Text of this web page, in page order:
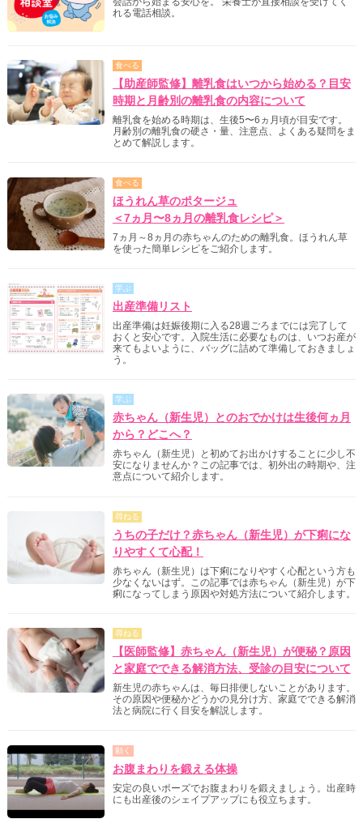
れる電話相談。
食べる
【助産師監修】離乳食はいつから始める？目安
時期と月齢別の離乳食の内容について
離乳食を始める時期は、生後5〜6ヵ月頃が目安です。
月齢別の離乳食の硬さ・量、注意点、よくある疑問をま
とめて解説します。
食べる
ほうれん草のポタージュ
＜7ヵ月〜8ヵ月の離乳食レシピ＞
7ヵ月～8ヵ月の赤ちゃんのための離乳食。ほうれん草
を使った簡単レシピをご紹介します。
学ぶ
出産準備リスト
出産準備は妊娠後期に入る28週ごろまでには完了して
おくと安心です。入院生活に必要なものは、いつお産が
来てもよいように、バッグに詰めて準備しておきましょ
う。
学ぶ
赤ちゃん（新生児）とのおでかけは生後何ヵ月
から？どこへ？
赤ちゃん（新生児）と初めてお出かけすることに少し不
安になりませんか？この記事では、初外出の時期や、注
意点について紹介します。
尋ねる
うちの子だけ？赤ちゃん（新生児）が下痢にな
りやすくて心配！
赤ちゃん（新生児）は下痢になりやすく心配という方も
少なくないはず。この記事では赤ちゃん（新生児）が下
痢になってしまう原因や対処方法について紹介します。
尋ねる
【医師監修】赤ちゃん（新生児）が便秘？原因
と家庭でできる解消方法、受診の目安について
新生児の赤ちゃんは、毎日排便しないことがあります。
その原因や便秘かどうかの見分け方、家庭でできる解消
法と病院に行く目安を解説します。
動く
お腹まわりを鍛える体操
安定の良いポーズでお腹まわりを鍛えましょう。出産時
にも出産後のシェイプアップにも役立ちます。